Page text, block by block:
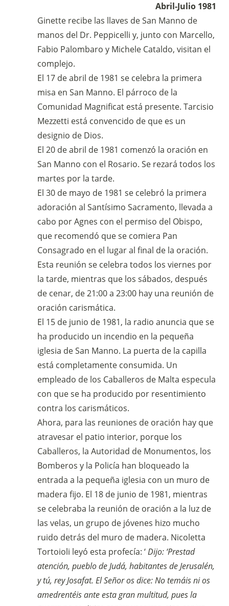
Abril-Julio 1981
Ginette recibe las llaves de San Manno de
manos del Dr. Peppicelli y, junto con Marcello,
Fabio Palombaro y Michele Cataldo, visitan el
complejo.
El 17 de abril de 1981 se celebra la primera
misa en San Manno. El párroco de la
Comunidad Magnificat está presente. Tarcisio
Mezzetti está convencido de que es un
designio de Dios.
El 20 de abril de 1981 comenzó la oración en
San Manno con el Rosario. Se rezará todos los
martes por la tarde.
El 30 de mayo de 1981 se celebró la primera
adoración al Santísimo Sacramento, llevada a
cabo por Agnes con el permiso del Obispo,
que recomendó que se comiera Pan
Consagrado en el lugar al final de la oración.
Esta reunión se celebra todos los viernes por
la tarde, mientras que los sábados, después
de cenar, de 21:00 a 23:00 hay una reunión de
oración carismática.
El 15 de junio de 1981, la radio anuncia que se
ha producido un incendio en la pequeña
iglesia de San Manno. La puerta de la capilla
está completamente consumida. Un
empleado de los Caballeros de Malta especula
con que se ha producido por resentimiento
contra los carismáticos.
Ahora, para las reuniones de oración hay que
atravesar el patio interior, porque los
Caballeros, la Autoridad de Monumentos, los
Bomberos y la Policía han bloqueado la
entrada a la pequeña iglesia con un muro de
madera fijo. El 18 de junio de 1981, mientras
se celebraba la reunión de oración a la luz de
las velas, un grupo de jóvenes hizo mucho
ruido detrás del muro de madera. Nicoletta
Tortoioli leyó esta profecía: ‘Dijo: ‘Prestad
atención, pueblo de Judá, habitantes de Jerusalén,
y tú, rey Josafat. El Señor os dice: No temáis ni os
amedrentéis ante esta gran multitud, pues la